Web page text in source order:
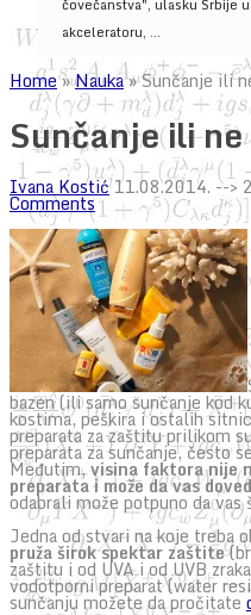
čovečanstva", ulasku Srbije
akceleratoru, ...
Home»Nauka»Sunčanje ili
Sunčanje ili
Ivana Kostić 11.08.2014. -->
Comments
bazen (ili samo sunčanje kod
kostima, peškira i ostalih
preparata za zaštitu prilikom
preparata za sunčanje, često
Međutim,visina faktora nije
preparata i može da vas
odabrali može potpuno da vas
Jedna od stvari na koje treba
pruža širok spektar zaštite
zaštitu i od UVA i od UVB
vodotporni preparat (water
sunčanju možete da pročitate